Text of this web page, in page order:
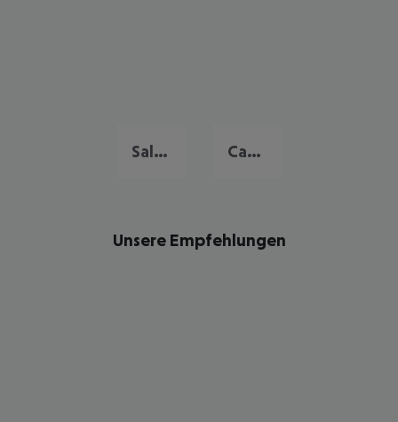
Salou Cambrils
Unsere Empfehlungen